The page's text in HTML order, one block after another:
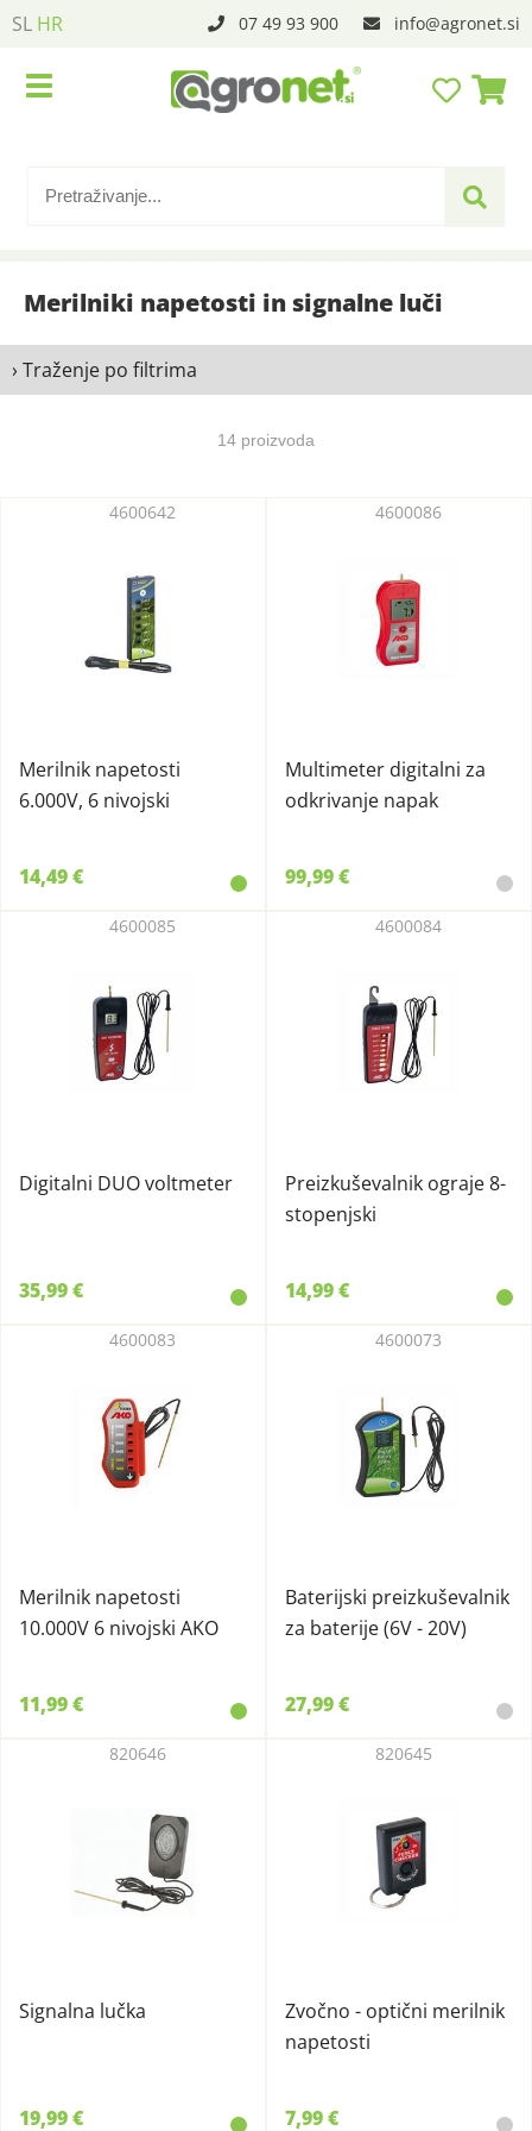
SL HR 07 49 93 900 info agronet.si
Merilniki napetosti in signalne luči
› Traženje po filtrima
14 proizvoda
Merilnik napetosti
6.000V, 6 nivojski
4600642
14,49 €
Multimeter digitalni za
odkrivanje napak
4600086
99,99 €
Digitalni DUO voltmeter
4600085
35,99 €
Preizkuševalnik ograje 8-
stopenjski
4600084
14,99 €
Merilnik napetosti
10.000V 6 nivojski AKO
4600083
11,99 €
Baterijski preizkuševalnik
za baterije (6V - 20V)
4600073
27,99 €
Signalna lučka
820646
19,99 €
Zvočno - optični merilnik
napetosti
820645
7,99 €